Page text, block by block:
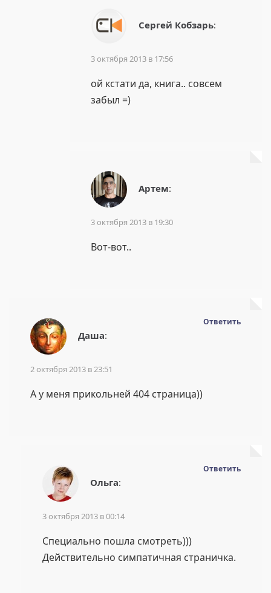
Сергей Кобзарь:
3 октября 2013 в 17:56
ой кстати да, книга.. совсем
забыл =)
Артем:
3 октября 2013 в 19:30
Вот-вот..
Даша:
2 октября 2013 в 23:51
А у меня прикольней 404 страница))
Ответить
Ольга:
3 октября 2013 в 00:14
Специально пошла смотреть)))
Действительно симпатичная страничка.
Ответить